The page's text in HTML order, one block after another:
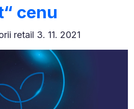
cenu
retail 3. 11. 2021